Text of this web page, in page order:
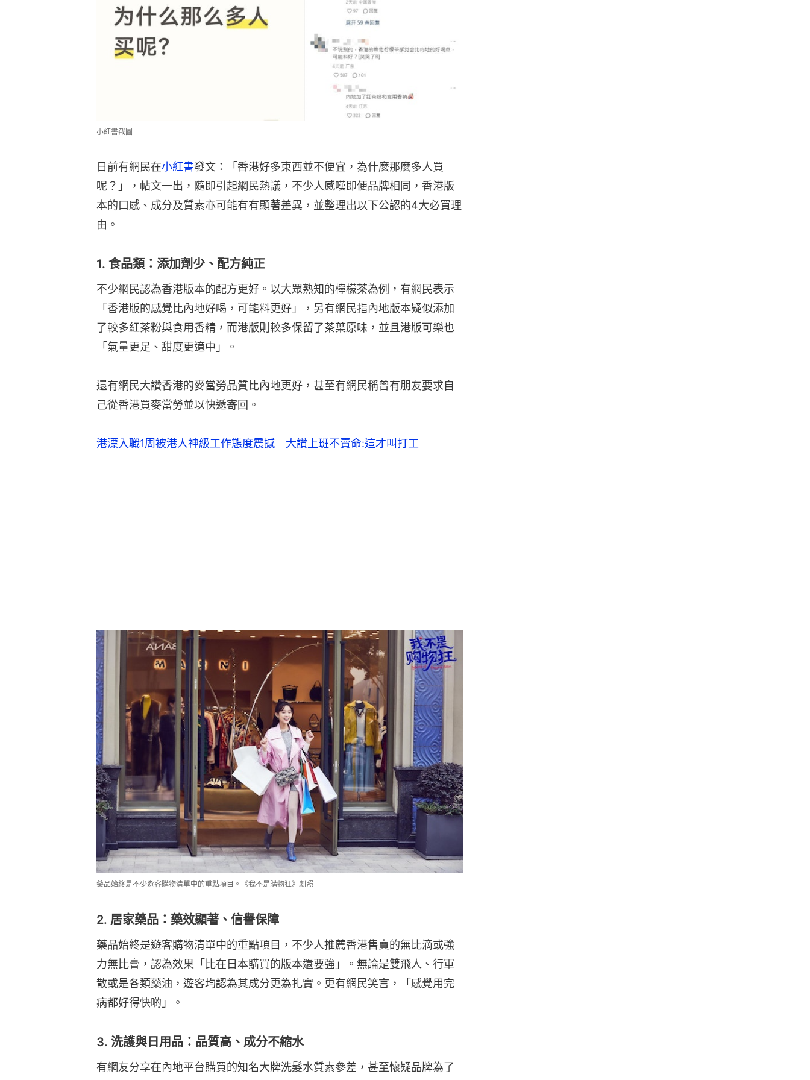
小紅書截圖
日前有網民在小紅書發文：「香港好多東西並不便宜，為什麼那麼多人買
呢？」，帖文一出，隨即引起網民熱議，不少人感嘆即便品牌相同，香港版
本的口感、成分及質素亦可能有有顯著差異，並整理出以下公認的4大必買理
由。
1. 食品類：添加劑少、配方純正
不少網民認為香港版本的配方更好。以大眾熟知的檸檬茶為例，有網民表示
「香港版的感覺比內地好喝，可能料更好」，另有網民指內地版本疑似添加
了較多紅茶粉與食用香精，而港版則較多保留了茶葉原味，並且港版可樂也
「氣量更足、甜度更適中」。
還有網民大讚香港的麥當勞品質比內地更好，甚至有網民稱曾有朋友要求自
己從香港買麥當勞並以快遞寄回。
港漂入職1周被港人神級工作態度震撼　大讚上班不賣命:這才叫打工
藥品始終是不少遊客購物清單中的重點項目。《我不是購物狂》劇照
2. 居家藥品：藥效顯著、信譽保障
藥品始終是遊客購物清單中的重點項目，不少人推薦香港售賣的無比滴或強
力無比膏，認為效果「比在日本購買的版本還要強」。無論是雙飛人、行軍
散或是各類藥油，遊客均認為其成分更為扎實。更有網民笑言，「感覺用完
病都好得快啲」。
3. 洗護與日用品：品質高、成分不縮水
有網友分享在內地平台購買的知名大牌洗髮水質素參差，甚至懷疑品牌為了